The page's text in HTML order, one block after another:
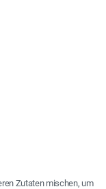
Zutaten mischen, um